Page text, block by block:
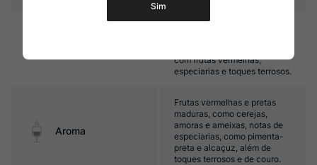
com frutas vermelhas,
especiarias e toques terrosos.
Aroma
Frutas vermelhas e pretas
maduras, como cerejas,
amoras e ameixas, notas de
especiarias, como pimenta-
preta e alcaçuz, além de
toques terrosos e de couro.
Sim